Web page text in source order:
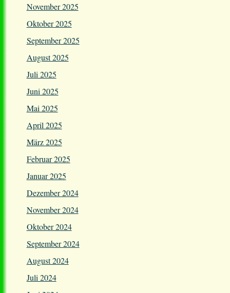
November 2025
Oktober 2025
September 2025
August 2025
Juli 2025
Juni 2025
Mai 2025
April 2025
März 2025
Februar 2025
Januar 2025
Dezember 2024
November 2024
Oktober 2024
September 2024
August 2024
Juli 2024